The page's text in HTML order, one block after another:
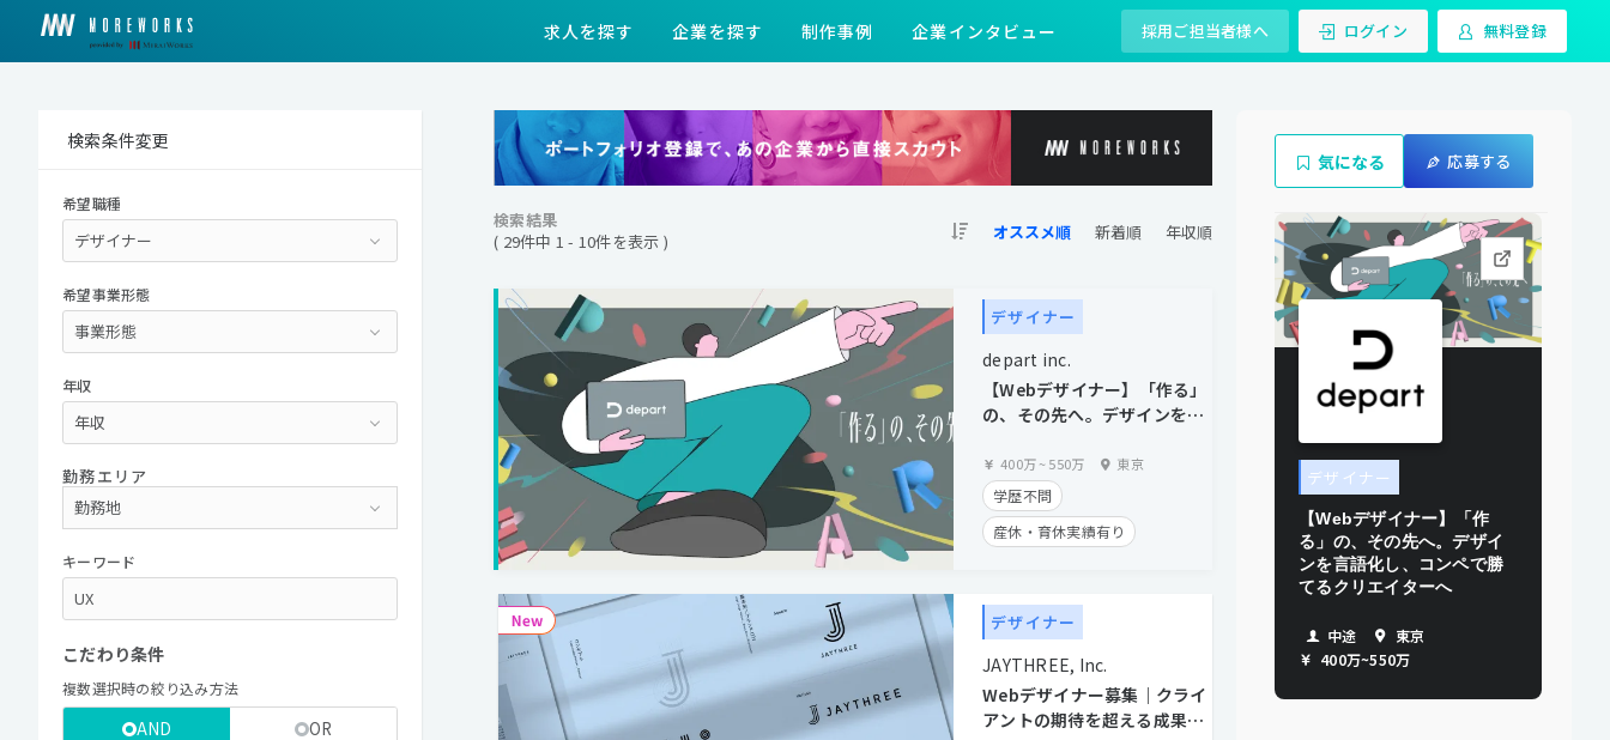
求人を探す 企業を探す 制作事例 企業インタビュー 採用ご担当者様へ ログイン 無料登録
検索条件変更
希望職種
希望事業形態
年収
勤務エリア
キーワード
こだわり条件
複数選択時の絞り込み方法
AND OR
検索結果
( 29件中 1 - 10件を表示 )
デザイナー
depart inc.
【Webデザイナー】「作る」
の、その先へ。デザインを言
エイターへ
400万~550万 東京
学歴不問
産休・育休実績有り
フレックスタイム制
在宅勤務可
クライアントとの直接取引多数
デザイナー
JAYTHREE, Inc.
Webデザイナー募集｜クライ
アントの期待を超える成果に
気になる 応募する
デザイナー
【Webデザイナー】「作
る」の、その先へ。デザイ
ンを言語化し、コンペで勝
てるクリエイターへ
中途
東京
400万~550万